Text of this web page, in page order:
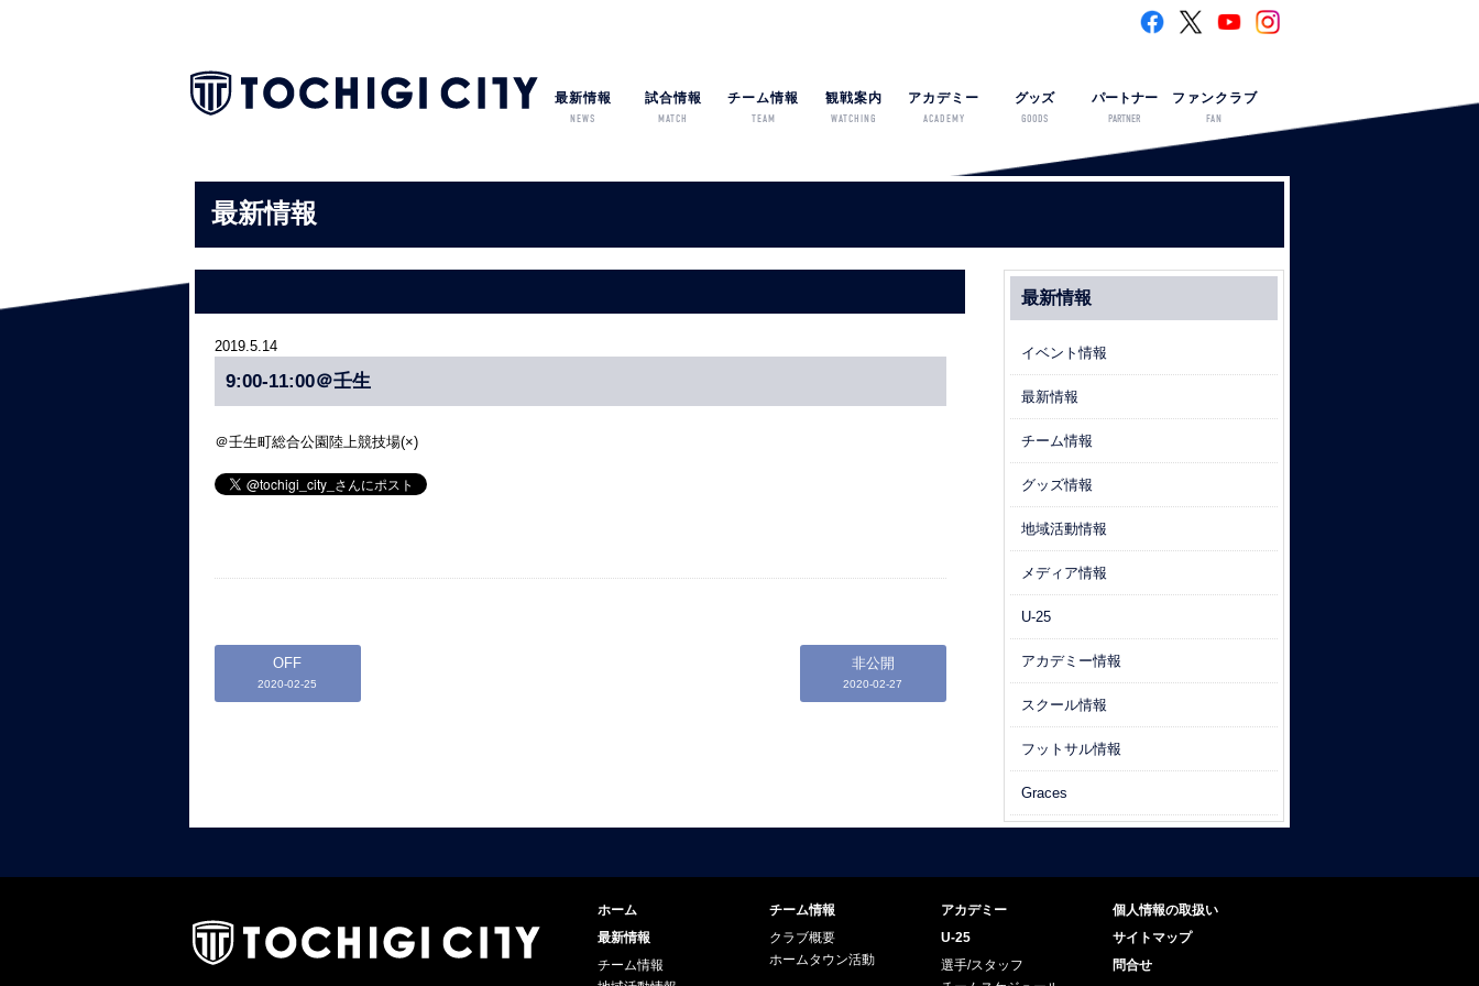
最新情報
NEWS
試合情報
MATCH
チーム情報
TEAM
観戦案内
WATCHING
アカデミー
ACADEMY
グッズ
GOODS
パートナー
PARTNER
ファンクラブ
FAN
最新情報
2019.5.14
9:00-11:00＠壬生
＠壬生町総合公園陸上競技場(×)
OFF
2020-02-25
非公開
2020-02-27
最新情報
イベント情報
最新情報
チーム情報
グッズ情報
地域活動情報
メディア情報
U-25
アカデミー情報
スクール情報
フットサル情報
Graces
ホーム
最新情報
チーム情報
チーム情報
クラブ概要
ホームタウン活動
アカデミー
U-25
選手/スタッフ
個人情報の取扱い
サイトマップ
問合せ